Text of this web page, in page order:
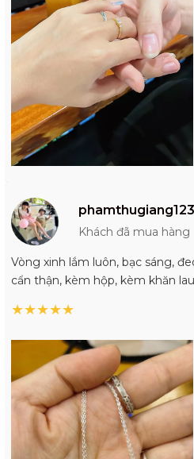
phamthugiang123
Khách đã mua hàng
Vòng xinh lắm luôn, bạc sáng,
cẩn thận, kèm hộp, kèm khăn
★★★★★